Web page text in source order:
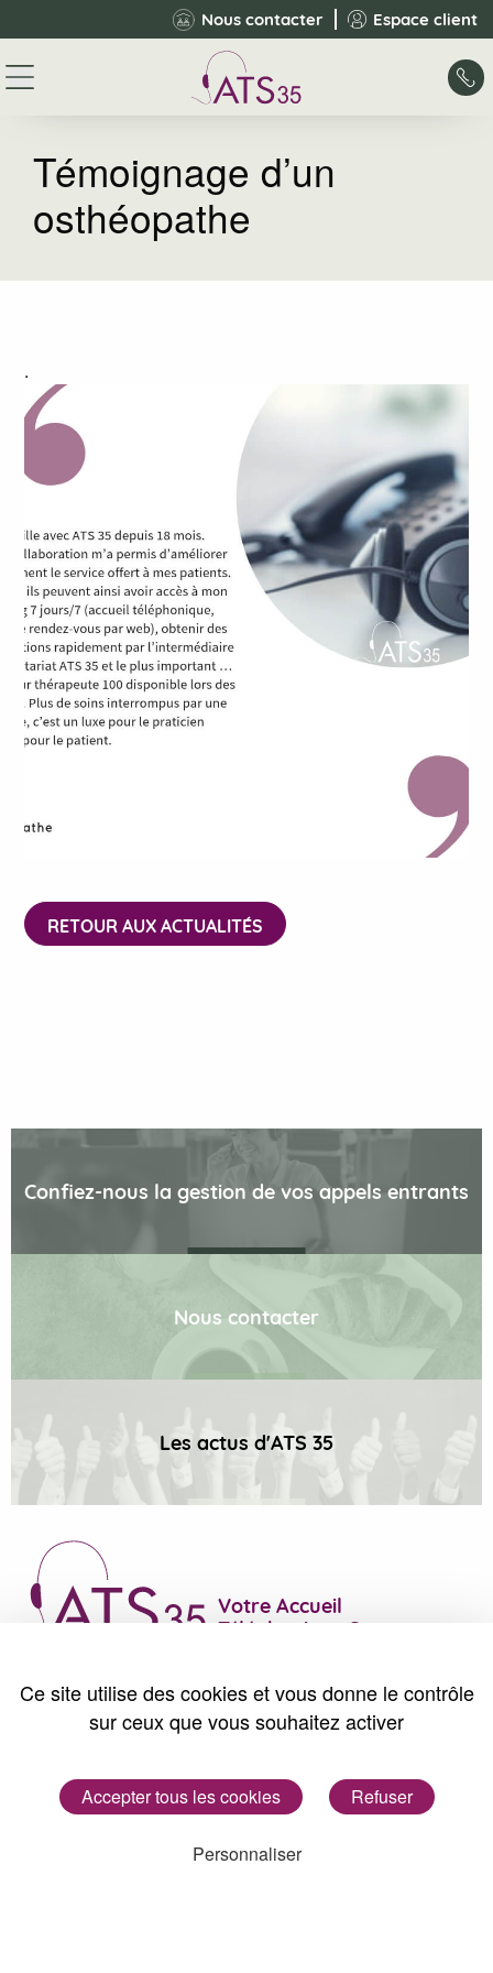
Nous contacter Espace client
Témoignage d’un
osthéopathe
.
RETOUR AUX ACTUALITÉS
Confiez-nous la gestion de vos appels entrants
Nous contacter
Les actus d'ATS 35
Votre Accueil
Téléphonique Sur mesure
Rue des Iles Kerguelen
35760 Saint-Grégoire
Panneau de gestion des cookies
Ce site utilise des cookies et vous donne le contrôle
sur ceux que vous souhaitez activer
Accepter tous les cookies Refuser
Personnaliser